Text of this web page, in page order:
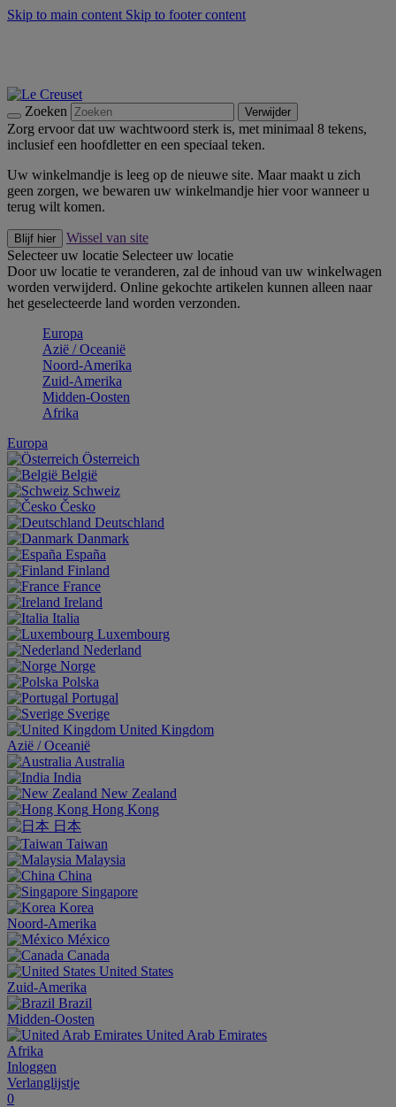
Skip to main content Skip to footer content
Zoeken Verwijder
Zorg ervoor dat uw wachtwoord sterk is, met minimaal 8 tekens,
inclusief een hoofdletter en een speciaal teken.
Uw winkelmandje is leeg op de nieuwe site. Maar maakt u zich
geen zorgen, we bewaren uw winkelmandje hier voor wanneer u
terug wilt komen.
Blijf hier
Wissel van site
Selecteer uw locatie Selecteer uw locatie
Door uw locatie te veranderen, zal de inhoud van uw winkelwagen
worden verwijderd. Online gekochte artikelen kunnen alleen naar
het geselecteerde land worden verzonden.
Europa
Aziё / Oceaniё
Noord-Amerika
Zuid-Amerika
Midden-Oosten
Afrika
Europa
Österreich
België
Schweiz
Česko
Deutschland
Danmark
España
Finland
France
Ireland
Italia
Luxembourg
Nederland
Norge
Polska
Portugal
Sverige
United Kingdom
Aziё / Oceaniё
Australia
India
New Zealand
Hong Kong
日本
Taiwan
Malaysia
China
Singapore
Korea
Noord-Amerika
México
Canada
United States
Zuid-Amerika
Brazil
Midden-Oosten
United Arab Emirates
Afrika
Inloggen
Verlanglijstje
0